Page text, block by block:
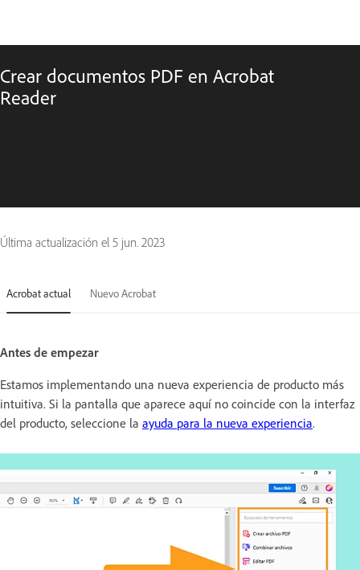
Crear documentos PDF en Acrobat
Reader
Última actualización el 5 jun. 2023
Acrobat actual Nuevo Acrobat
Antes de empezar
Estamos implementando una nueva experiencia de producto más
intuitiva. Si la pantalla que aparece aquí no coincide con la interfaz
del producto, seleccione la ayuda para la nueva experiencia.